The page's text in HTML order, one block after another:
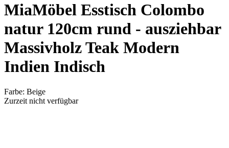
MiaMöbel Esstisch Colombo
natur 120cm rund - ausziehbar
Massivholz Teak Modern
Indien Indisch
Farbe: Beige
Zurzeit nicht verfügbar